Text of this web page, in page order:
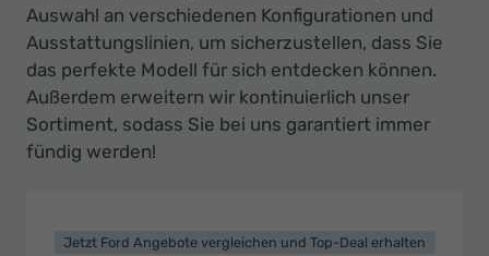
Auswahl an verschiedenen Konfigurationen und
Ausstattungslinien, um sicherzustellen, dass Sie
das perfekte Modell für sich entdecken können.
Außerdem erweitern wir kontinuierlich unser
Sortiment, sodass Sie bei uns garantiert immer
fündig werden!
Jetzt Ford Angebote vergleichen und Top-Deal erhalten